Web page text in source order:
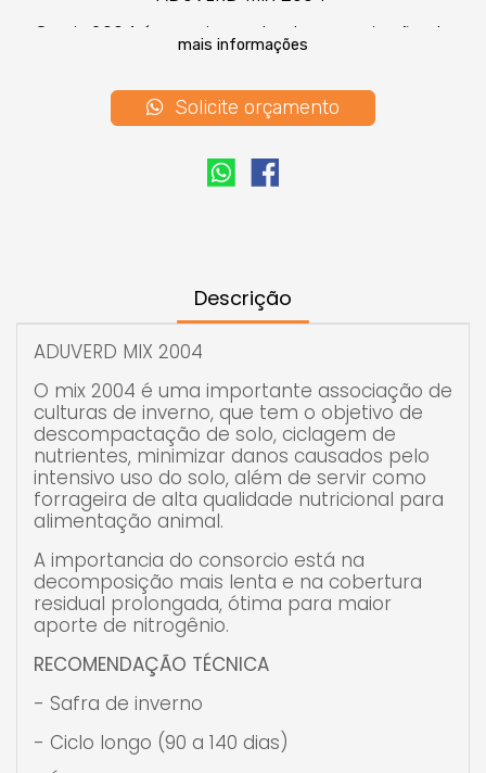
O mix 2004 é uma importante associação de
culturas de inverno, que tem o objetivo de
nutrientes, minimizar danos causados pelo
intensivo uso do solo, além de servir como
alimentação animal.
RECOMENDAÇÃO TÉCNICA
- Safra de inverno
- Ciclo longo (90 a 140 dias)
- Época de plantio: ABRIL A JULHO
COMPOSIÇÃO
- Aveia preta, Aveia Ucraniana e Ervihaca
Comum
mais informações
Solicite orçamento
Descrição
ADUVERD MIX 2004
O mix 2004 é uma importante associação de
culturas de inverno, que tem o objetivo de
descompactação de solo, ciclagem de
nutrientes, minimizar danos causados pelo
intensivo uso do solo, além de servir como
forrageira de alta qualidade nutricional para
alimentação animal.
A importancia do consorcio está na
decomposição mais lenta e na cobertura
residual prolongada, ótima para maior
aporte de nitrogênio.
RECOMENDAÇÃO TÉCNICA
- Safra de inverno
- Ciclo longo (90 a 140 dias)